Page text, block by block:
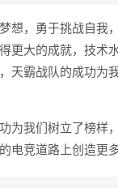
想，勇于挑战自我
更大的成就，技术
天霸战队的成功为
为我们树立了榜样
电竞道路上创造更多